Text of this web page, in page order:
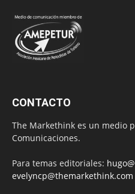
CONTACTO
The Markethink es un medio
Comunicaciones.
Para temas editoriales:
evelyncp@themarkethink.com